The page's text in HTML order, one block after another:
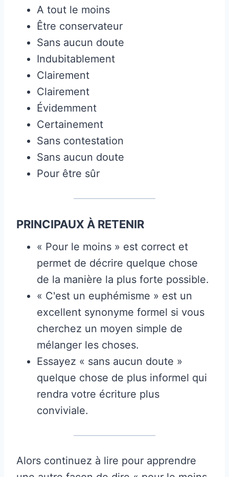
A tout le moins
Être conservateur
Sans aucun doute
Indubitablement
Clairement
Clairement
Évidemment
Certainement
Sans contestation
Sans aucun doute
Pour être sûr
PRINCIPAUX À RETENIR
« Pour le moins » est correct et
permet de décrire quelque chose
de la manière la plus forte possible.
« C'est un euphémisme » est un
excellent synonyme formel si vous
cherchez un moyen simple de
mélanger les choses.
Essayez « sans aucun doute »
quelque chose de plus informel qui
rendra votre écriture plus
conviviale.
Alors continuez à lire pour apprendre